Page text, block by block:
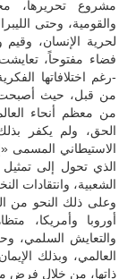
مشروع تحريرها،
والقومية، وحتى
لحرية الإنسان، وقيم
فضاء مفتوحاً،
-رغم اختلافاتها
من قبل، حيث أصبحت
من معظم أنحاء
الحق، ولم يكفر
الاستيطاني المسمى
الذي تحول إلى تمثيل
الشعبية، وانتقادات
وعلى ذلك النحو من
أوروبا وأمريكا،
والتعايش السلمي،
العالمي، وبذلك
ذاتها، من خلال فرض